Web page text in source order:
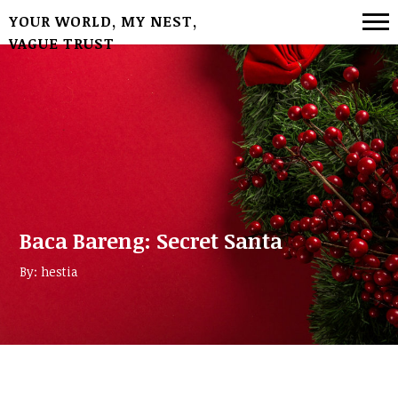
YOUR WORLD, MY NEST,
VAGUE TRUST
Baca Bareng: Secret Santa
By: hestia